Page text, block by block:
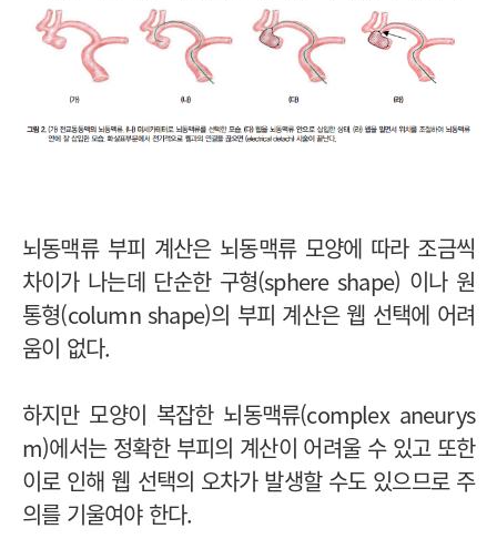
뇌동맥류 부피 계산은 뇌동맥류 모양에 따라 조금씩
차이가 나는데 단순한 구형(sphere shape) 이나 원
통형(column shape)의 부피 계산은 웹 선택에 어려
움이 없다.
하지만 모양이 복잡한 뇌동맥류(complex aneurys
m)에서는 정확한 부피의 계산이 어려울 수 있고 또한
이로 인해 웹 선택의 오차가 발생할 수도 있으므로 주
의를 기울여야 한다.